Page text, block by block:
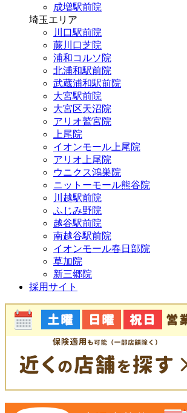
成増駅前院
埼玉エリア
川口駅前院
蕨川口芝院
浦和コルソ院
北浦和駅前院
武蔵浦和駅前院
大宮駅前院
大宮区天沼院
アリオ鷲宮院
上尾院
イオンモール上尾院
アリオ上尾院
ウニクス鴻巣院
ニットーモール熊谷院
川越駅前院
ふじみ野院
越谷駅前院
南越谷駅前院
イオンモール春日部院
草加院
新三郷院
採用サイト